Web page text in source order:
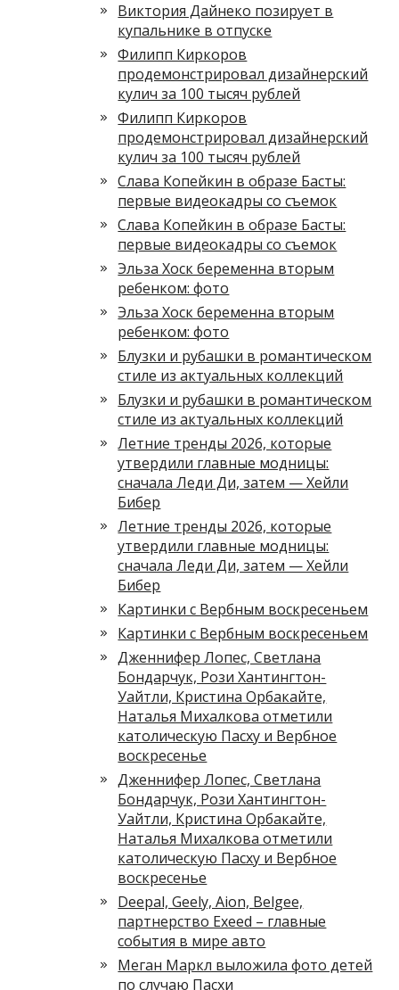
Виктория Дайнеко позирует в
купальнике в отпуске
Филипп Киркоров
продемонстрировал дизайнерский
кулич за 100 тысяч рублей
Филипп Киркоров
продемонстрировал дизайнерский
кулич за 100 тысяч рублей
Слава Копейкин в образе Басты:
первые видеокадры со съемок
Слава Копейкин в образе Басты:
первые видеокадры со съемок
Эльза Хоск беременна вторым
ребенком: фото
Эльза Хоск беременна вторым
ребенком: фото
Блузки и рубашки в романтическом
стиле из актуальных коллекций
Блузки и рубашки в романтическом
стиле из актуальных коллекций
Летние тренды 2026, которые
утвердили главные модницы:
сначала Леди Ди, затем — Хейли
Бибер
Летние тренды 2026, которые
утвердили главные модницы:
сначала Леди Ди, затем — Хейли
Бибер
Картинки с Вербным воскресеньем
Картинки с Вербным воскресеньем
Дженнифер Лопес, Светлана
Бондарчук, Рози Хантингтон-
Уайтли, Кристина Орбакайте,
Наталья Михалкова отметили
католическую Пасху и Вербное
воскресенье
Дженнифер Лопес, Светлана
Бондарчук, Рози Хантингтон-
Уайтли, Кристина Орбакайте,
Наталья Михалкова отметили
католическую Пасху и Вербное
воскресенье
Deepal, Geely, Aion, Belgee,
партнерство Exeed – главные
события в мире авто
Меган Маркл выложила фото детей
по случаю Пасхи